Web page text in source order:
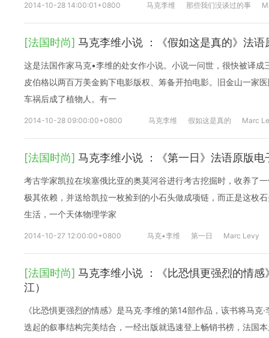
2014-10-28 14:00:01+0800 马克李维 那些我们没谈过的事
[法国时尚] 马克李维小说 ：《假如这是真的》法
这是法国作家马克•李维的处女作小说。小说一问世，很快被译成
皮伯格以两百万美金购下电影版权、筹备开拍电影。旧金山一家
车祸后成了植物人。有一
2014-10-28 09:00:00+0800 马克李维 假如这是真的 Marc
[法国时尚] 马克李维小说 ：《第一日》法语原版电
考古学家凯拉在埃塞俄比亚的奥莫河谷进行考古挖掘时，收养了
极其依赖，并送给凯拉一枚捡到的小石头做成项链，而正是这枚
生活，一个天体物理学家
2014-10-27 12:00:00+0800 马克•李维 第一日 Marc Levy
[法国时尚] 马克李维小说 ：《比恐惧更强烈的情
江）
《比恐惧更强烈的情感》是马克·李维的第14部作品，该书将马克
迭起的叙事结构完美结合，一经出版就迅速登上畅销书榜，法国